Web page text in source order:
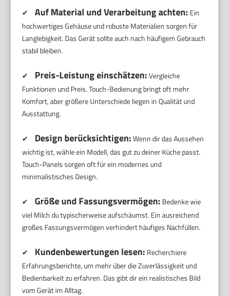
✔ Auf Material und Verarbeitung achten: Ein
hochwertiges Gehäuse und robuste Materialien sorgen für
Langlebigkeit. Das Gerät sollte auch nach häufigem Gebrauch
stabil bleiben.
✔ Preis-Leistung einschätzen:Vergleiche
Funktionen und Preis. Touch-Bedienung bringt oft mehr
Komfort, aber größere Unterschiede liegen in Qualität und
Ausstattung.
✔ Design berücksichtigen:Wenn dir das Aussehen
wichtig ist, wähle ein Modell, das gut zu deiner Küche passt.
Touch-Panels sorgen oft für ein modernes und
minimalistisches Design.
✔ Größe und Fassungsvermögen: Bedenke wie
viel Milch du typischerweise aufschäumst. Ein ausreichend
großes Fassungsvermögen verhindert häufiges Nachfüllen.
✔ Kundenbewertungen lesen: Recherchiere
Erfahrungsberichte, um mehr über die Zuverlässigkeit und
Bedienbarkeit zu erfahren. Das gibt dir ein realistisches Bild
vom Gerät im Alltag.